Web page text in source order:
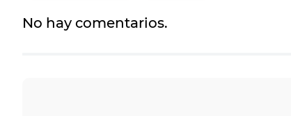
No hay comentarios.